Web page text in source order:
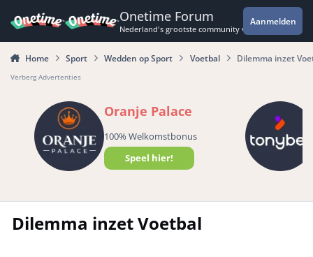
Onetime Forum
Nederland's grootste community voor de
Aanmelden
Home Sport Wedden op Sport Voetbal Dilemma inzet
Verberg Advertenties
Oranje Palace
100% Welkomstbonus
Speel hier!
Dilemma inzet Voetbal